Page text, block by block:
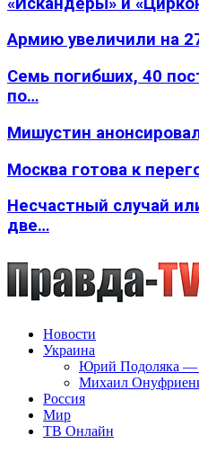
Армию увеличили на
Семь погибших, 40
по…
Мишустин
Москва готова к
Несчастный случай
две…
Новости
Украина
Юрий Подоляка
Михаил
Россия
Мир
ТВ Онлайн